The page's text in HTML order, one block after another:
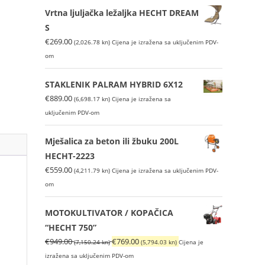
Vrtna ljuljačka ležaljka HECHT DREAM
S
€269.00 (2,026.78 kn) Cijena je izražena sa uključenim PDV-
om
STAKLENIK PALRAM HYBRID 6X12
€889.00 (6,698.17 kn) Cijena je izražena sa
uključenim PDV-om
Mješalica za beton ili žbuku 200L
HECHT-2223
€559.00 (4,211.79 kn) Cijena je izražena sa uključenim PDV-
om
MOTOKULTIVATOR / KOPAČICA
“HECHT 750”
€949.00 (7,150.24 kn)Izvorna
cijena
€769.00 (5,794.03 kn) Trenutna
Cijena je
izražena sa uključenim PDV-om